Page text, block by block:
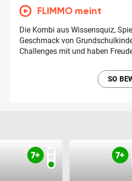
FLIMMO meint
Die Kombi aus Wissensquiz,
Geschmack von
Challenges mit und haben
SO